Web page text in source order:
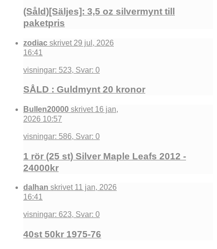
(Såld)[Säljes]: 3,5 oz silvermynt till
paketpris
zodiac skrivet 29 jul, 2026
16:41
visningar: 523, Svar: 0
SÅLD : Guldmynt 20 kronor
Bullen20000 skrivet 16 jan,
2026 10:57
visningar: 586, Svar: 0
1 rör (25 st) Silver Maple Leafs 2012 -
24000kr
dalhan skrivet 11 jan, 2026
16:41
visningar: 623, Svar: 0
40st 50kr 1975-76